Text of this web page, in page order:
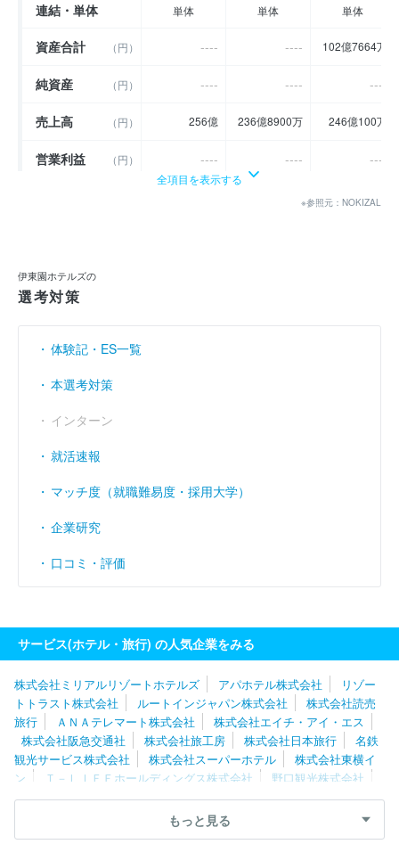
連結・単体 単体 単体 単体
資産合計 （円） ---- ---- 102億7664万
純資産 （円） ---- ---- ----
売上高 （円） 256億 236億8900万 246億100万
営業利益 （円） ---- ---- ----
----
利益余剰金
売上伸び率
営業利益率 （％）
経常利益率 （％）
全項目を表示する
※参照元：NOKIZAL
伊東園ホテルズの
選考対策
体験記・ES一覧
本選考対策
インターン
就活速報
マッチ度（就職難易度・採用大学）
企業研究
口コミ・評価
サービス(ホテル・旅行) の人気企業をみる
株式会社ミリアルリゾートホテルズ アパホテル株式会社
リゾー
トトラスト株式会社
ルートインジャパン株式会社
株式会社読売
旅行
ＡＮＡテレマート株式会社
株式会社エイチ・アイ・エス
株式会社阪急交通社
株式会社旅工房 株式会社日本旅行
名鉄
観光サービス株式会社
株式会社スーパーホテル
株式会社東横イ
ン
Ｔ－ＬＩＦＥホールディングス株式会社
野口観光株式会社
株式会社エス・ティー・ワールド
株式会社ＫＴＫ
株式会社浜友
ロングライフホールディング株式会社
株式会社阪急阪
神ホテルズ
もっと見る